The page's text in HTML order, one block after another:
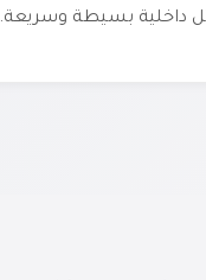
داخلية بسيطة وسريعة.